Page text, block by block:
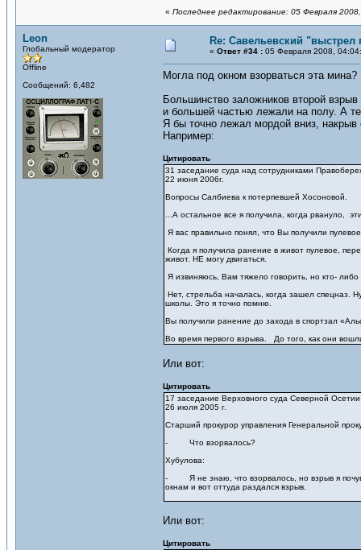
« Последнее редактирование: 05 Февраля
Leon
Глобальный модератор
Offline
Сообщений: 6,482
Re: Савельевский "выстрел
« Ответ #34 : 05 Февраля 2008,
Могла под окном взорваться эта мина?
Большинство заложников второй
и большей частью лежали на полу. А
Я бы точно лежал мордой вниз, накрыв
Например:
Цитировать
31 заседание суда над сотрудниками
22 июня 2006г.
Вопросы Салбиева к потерпевшей Хосоновой.
...А остальное все я получила, когда рвануло,
Я вас правильно понял, что Вы получили
Когда я получила ранение в живот пулевое,
живот. НЕ могу двигаться.
Я извиняюсь, Вам тяжело говорить, но кто- либо
Нет, стрельба началась, когда зашел
школы. Это я точно помню.
Вы получили ранение до захода в спортзал
Во время первого взрыва. До того, как они
Или вот:
Цитировать
17 заседание Верховного суда Северной
26 июля 2005 г.
Старший прокурор управления Генеральной
- Что взорвалось?
Хубулова:
- Я не знаю, что взорвалось, но взрыв я
окнам и вот оттуда раздался взрыв.
Или вот:
Цитировать